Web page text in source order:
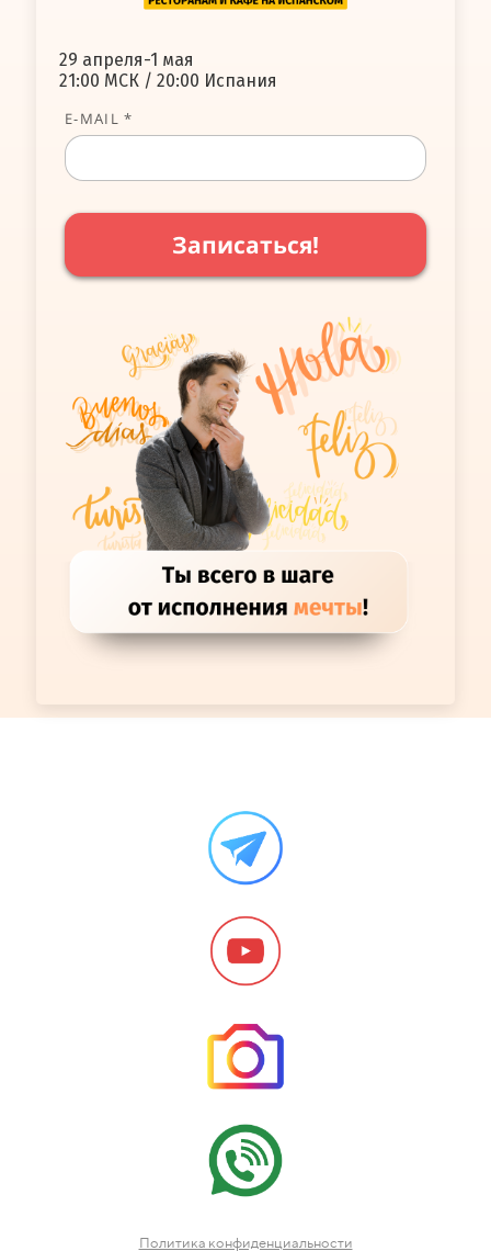
29 апреля-1 мая
21:00 МСК / 20:00 Испания
E-MAIL *
Записаться!
Политика конфиденциальности